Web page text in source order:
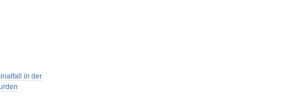
in der